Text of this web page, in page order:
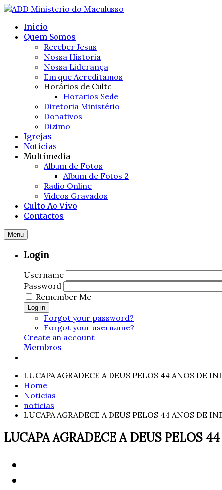
Inicio
Quem Somos
Receber Jesus
Nossa Historia
Nossa Liderança
Em que Acreditamos
Horários de Culto
Horarios Sede
Diretoria Ministério
Donativos
Dizimo
Igrejas
Noticias
Multímedia
Album de Fotos
Album de Fotos 2
Radio Online
Videos Gravados
Culto Ao Vivo
Contactos
Menu
Login
Username
Password
Remember Me
Log in
Forgot your password?
Forgot your username?
Create an account
Membros
LUCAPA AGRADECE A DEUS PELOS 44 ANOS DE
Home
Noticias
noticias
LUCAPA AGRADECE A DEUS PELOS 44 ANOS DE
LUCAPA AGRADECE A DEUS PELOS